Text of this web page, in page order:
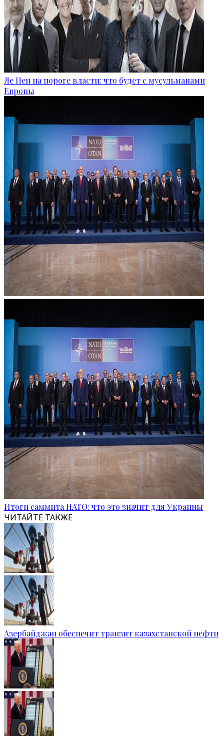
Ле Пен на пороге власти: что будет с мусульманами
Европы
Итоги саммита НАТО: что это значит для Украины
ЧИТАЙТЕ ТАКЖЕ
Азербайджан обеспечит транзит казахстанской нефти